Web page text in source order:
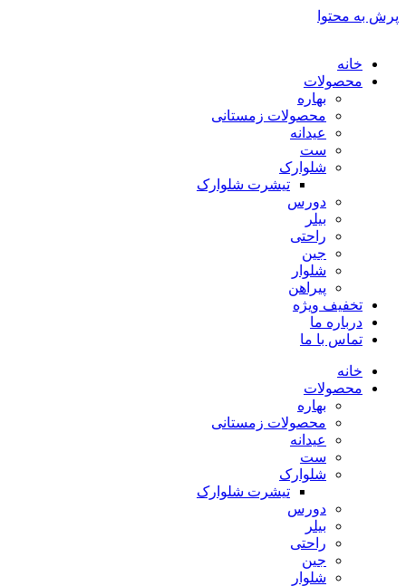
پرش به محتوا
خانه
محصولات
بهاره
محصولات زمستانی
عیدانه
ست
شلوارک
تیشرت شلوارک
دورس
بیلر
راحتی
جین
شلوار
پیراهن
تخفیف ویژه
درباره ما
تماس با ما
خانه
محصولات
بهاره
محصولات زمستانی
عیدانه
ست
شلوارک
تیشرت شلوارک
دورس
بیلر
راحتی
جین
شلوار